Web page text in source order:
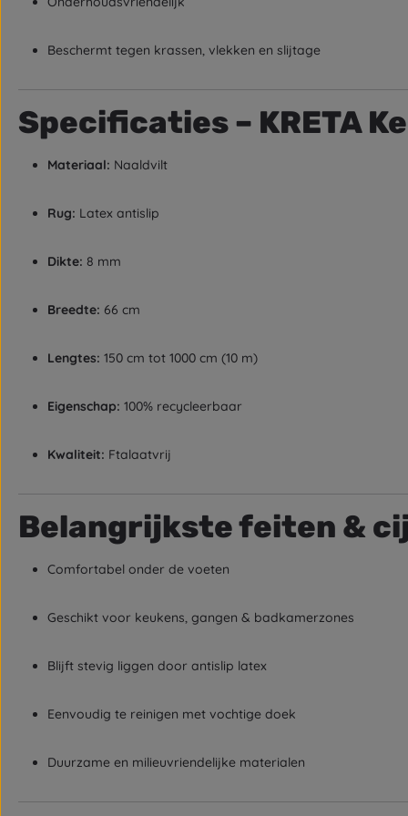
Beschermt tegen krassen, vlekken en slijtage
Specificaties – KRETA
Materiaal: Naaldvilt
Rug: Latex antislip
Dikte: 8 mm
Breedte: 66 cm
Lengtes: 150 cm tot 1000 cm (10 m)
Eigenschap: 100% recycleerbaar
Kwaliteit: Ftalaatvrij
Belangrijkste feiten &
Comfortabel onder de voeten
Geschikt voor keukens, gangen & badkamerzones
Blijft stevig liggen door antislip latex
Eenvoudig te reinigen met vochtige doek
Duurzame en milieuvriendelijke materialen